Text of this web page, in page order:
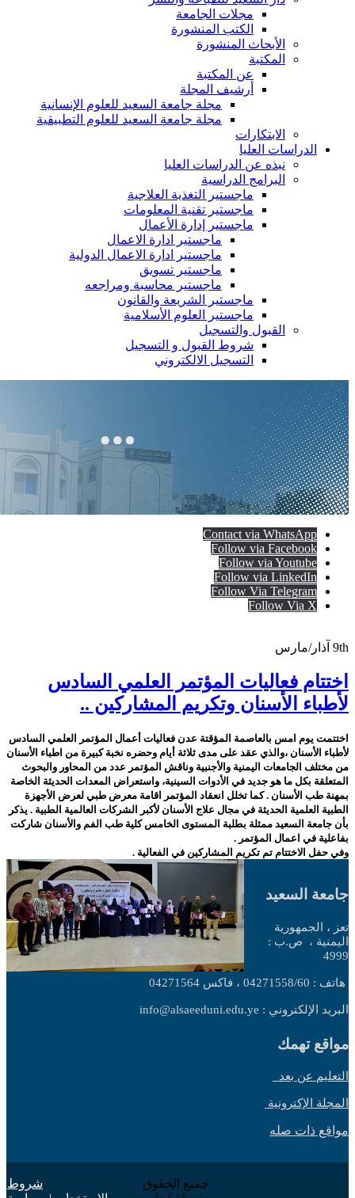
مجلات الجامعة
الكتب المنشورة
الأبحاث المنشورة
المكتبة
عن المكتبة
أرشيف المجلة
مجلة جامعة السعيد للعلوم الإنسانية
مجلة جامعة السعيد للعلوم التطبيقية
الابتكارات
الدراسات العليا
نبذه عن الدراسات العليا
البرامج الدراسية
ماجستير التغذية العلاجية
ماجستير تقنية المعلومات
ماجستير إدارة الأعمال
ماجستير ادارة الاعمال
ماجستير ادارة الاعمال الدولية
ماجستير تسويق
ماجستير محاسبة ومراجعه
ماجستير الشريعة والقانون
ماجستير العلوم الأسلامية
القبول والتسجيل
شروط القبول و التسجيل
التسجيل الالكتروني
Contact via WhatsApp
Follow via Facebook
Follow via Youtube
Follow via LinkedIn
Follow Via Telegram
Follow Via X
9th آذار/مارس
اختتام فعاليات المؤتمر العلمي السادس
لأطباء الأسنان وتكريم المشاركين ..
اختتمت يوم امس بالعاصمة المؤقتة عدن فعاليات أعمال المؤتمر العلمي السادس
لأطباء الأسنان ،والذي عقد على مدى ثلاثة أيام وحضره نخبة كبيرة من اطباء الأسنان
من مختلف الجامعات اليمنية والأجنبية وناقش المؤتمر عدد من المحاور والبحوث
المتعلقة بكل ما هو جديد في الأدوات السينية، واستعراض المعدات الحديثة الخاصة
بمهنة طب الأسنان . كما تخلل انعقاد المؤتمر اقامة معرض طبي لعرض الأجهزة
الطبية العلمية الحديثة في مجال علاج الأسنان لأكبر الشركات العالمية الطبية . يذكر
بأن جامعة السعيد ممثلة بطلبة المستوى الخامس كلية طب الفم والأسنان شاركت
بفاعلية في اعمال المؤتمر .
وفي حفل الاختتام تم تكريم المشاركين في الفعالية .
جامعة السعيد
تعز ، الجمهورية
اليمنية ،
ص.ب :
4999
هاتف : 04271558/60 ، فاكس 04271564
البريد الإلكتروني : info@alsaeeduni.edu.ye
مواقع تهمك
التعليم عن بعد
المجلة الإكترونية
مواقع ذات صله
جميع الحقوق
شروط